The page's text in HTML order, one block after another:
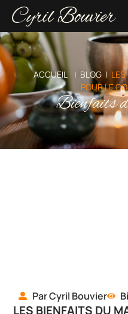
Cyril Bouvier
ACCUEIL| BLOG |
POUR LE
Bienfaits
Par Cyril Bouvier
LES BIENFAITS DU